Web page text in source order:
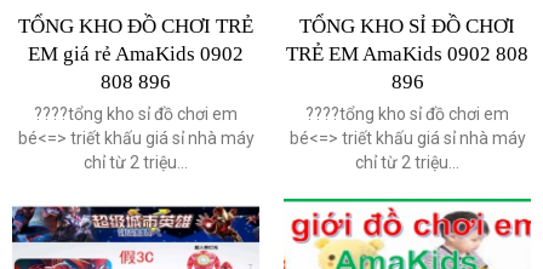
TỔNG KHO ĐỒ CHƠI TRẺ
EM giá rẻ AmaKids 0902
808 896
????️tổng kho sỉ đồ chơi em
bé<=> triết khấu giá sỉ nhà máy
chỉ từ 2 triệu...
TỔNG KHO SỈ ĐỒ CHƠI
TRẺ EM AmaKids 0902 808
896
????️tổng kho sỉ đồ chơi em
bé<=> triết khấu giá sỉ nhà máy
chỉ từ 2 triệu...